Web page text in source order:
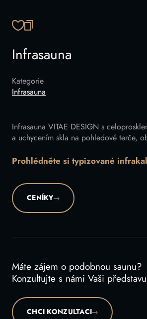
ZKOPÍROVAT ODKAZ
Infrasauna
Kategorie
Infrasauna
Infrasauna VITAE DESIGN s
a uchycením skla na pohledové terče,
Prohlédněte si typizované
CENÍKY
Máte zájem o podobnou saunu?
Konzultujte s námi Vaši
CHCI KONZULTACI